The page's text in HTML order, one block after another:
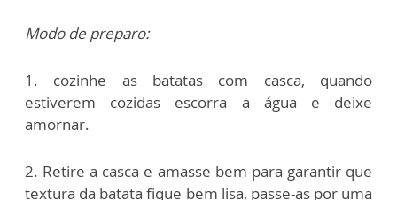
Modo de preparo:
1. cozinhe as batatas com casca, quando
estiverem cozidas escorra a água e deixe
amornar.
2. Retire a casca e amasse bem para garantir que
textura da batata fique bem lisa, passe-as por uma